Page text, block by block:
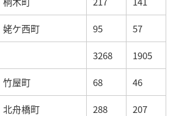
姥ケ西町 95 57
3268 1905
竹屋町 68 46
北舟橋町 288 207